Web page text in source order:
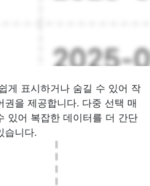
게 표시하거나 숨길 수 있어 작
을 제공합니다. 다중 선택 매
있어 복잡한 데이터를 더 간단
습니다.